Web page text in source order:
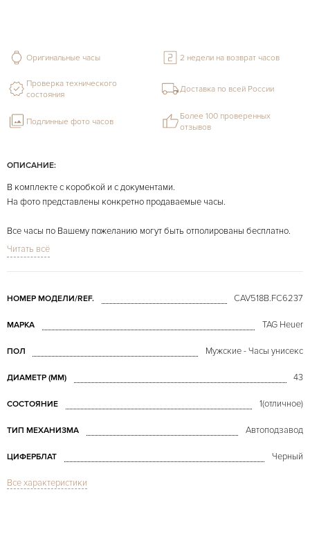
ОПИСАНИЕ:
В комплекте с коробкой и с документами.
На фото представлены конкретно продаваемые часы.
Все часы по Вашему пожеланию могут быть отполированы бесплатно.
Читать всё
НОМЕР МОДЕЛИ/REF. CAV518B.FC6237
МАРКА TAG Heuer
ПОЛ Мужские - Часы унисекс
ДИАМЕТР (MM) 43
СОСТОЯНИЕ 1(отличное)
ТИП МЕХАНИЗМА Автоподзавод
ЦИФЕРБЛАТ Черный
СТЕКЛО
Все характеристики
Оригинальные часы 2 недели на возврат часов
Проверка технического
состояния
Доставка по всей России
Подлинные фото часов
Более 100 проверенных
отзывов